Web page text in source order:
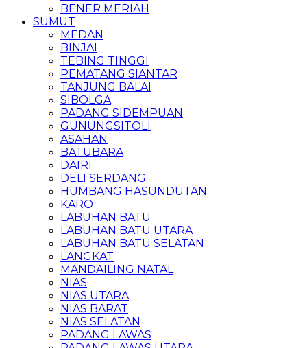
BENER MERIAH
SUMUT
MEDAN
BINJAI
TEBING TINGGI
PEMATANG SIANTAR
TANJUNG BALAI
SIBOLGA
PADANG SIDEMPUAN
GUNUNGSITOLI
ASAHAN
BATUBARA
DAIRI
DELI SERDANG
HUMBANG HASUNDUTAN
KARO
LABUHAN BATU
LABUHAN BATU UTARA
LABUHAN BATU SELATAN
LANGKAT
MANDAILING NATAL
NIAS
NIAS UTARA
NIAS BARAT
NIAS SELATAN
PADANG LAWAS